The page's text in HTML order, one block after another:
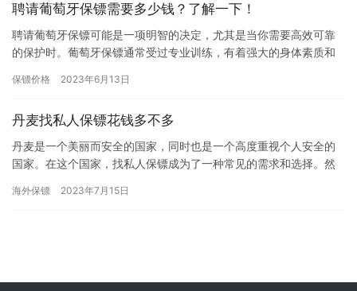
聘请葡萄牙保镖需要多少钱？了解一下！
聘请葡萄牙保镖可能是一项明智的决定，尤其是当你需要高效可靠
的保护时。葡萄牙保镖通常受过专业训练，有着强大的身体素质和
会好奇…
保镖价格 2023年6月13日
丹麦找私人保镖花钱多不多
丹麦是一个美丽而安全的国家，同时也是一个高度重视个人安全的
国家。在这个国家，找私人保镖成为了一种常见的需求和选择。然
私…
海外保镖 2023年7月15日